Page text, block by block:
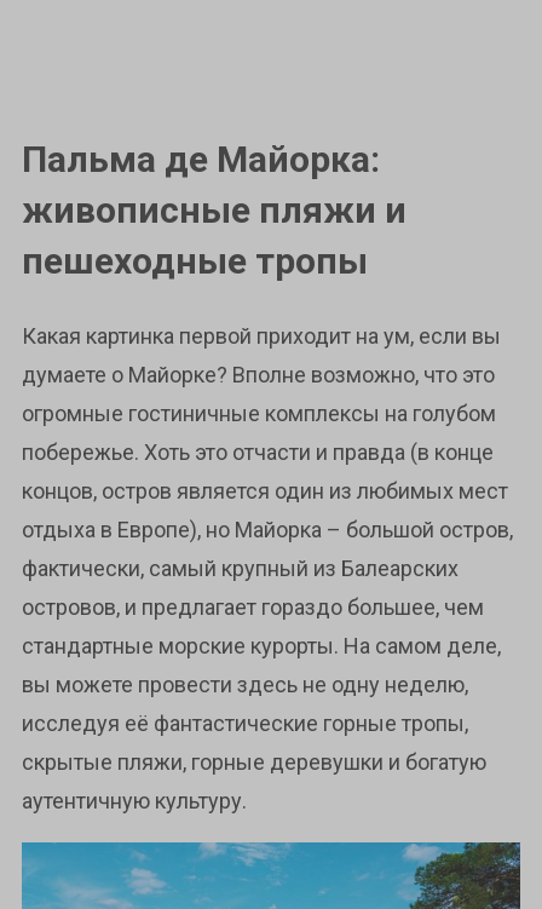
Пальма де Майорка:
живописные пляжи и
пешеходные тропы
Какая картинка первой приходит на ум, если вы
думаете о Майорке? Вполне возможно, что это
огромные гостиничные комплексы на голубом
побережье. Хоть это отчасти и правда (в конце
концов, остров является один из любимых мест
отдыха в Европе), но Майорка – большой остров,
фактически, самый крупный из Балеарских
островов, и предлагает гораздо большее, чем
стандартные морские курорты. На самом деле,
вы можете провести здесь не одну неделю,
исследуя её фантастические горные тропы,
скрытые пляжи, горные деревушки и богатую
аутентичную культуру.